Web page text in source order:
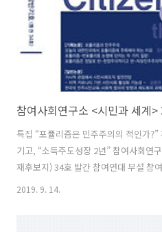
참여사회연구소 <시민과 세계
특집 “포퓰리즘은 민주주의의 적인가
기고, “소득주도성장 2년” 참여사회연
재후보지) 34호 발간 참여연대 부설 참
년간지 《시민과세계》통권 34호(2019
2019. 9. 14.